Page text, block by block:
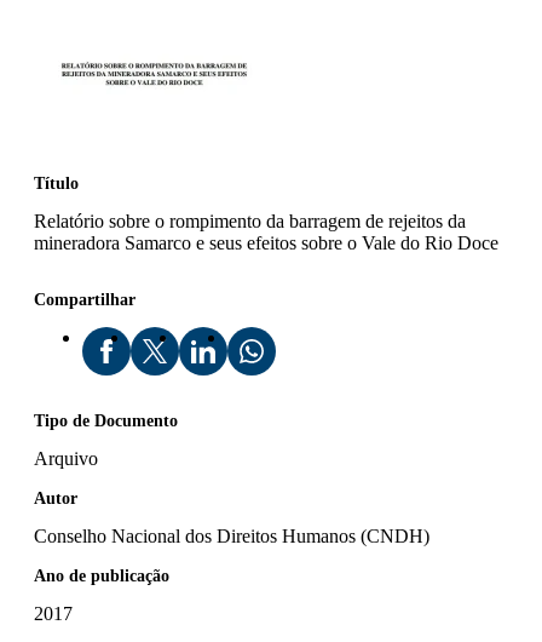
Título
Relatório sobre o rompimento da barragem de rejeitos da
mineradora Samarco e seus efeitos sobre o Vale do Rio Doce
Compartilhar
Tipo de Documento
Arquivo
Autor
Conselho Nacional dos Direitos Humanos (CNDH)
Ano de publicação
2017